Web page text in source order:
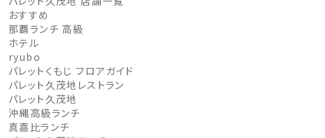
おすすめ
那覇ランチ 高級
ホテル
ryubo
パレットくもじ フロアガイド
パレット久茂地レストラン
パレット久茂地
沖縄高級ランチ
真嘉比ランチ